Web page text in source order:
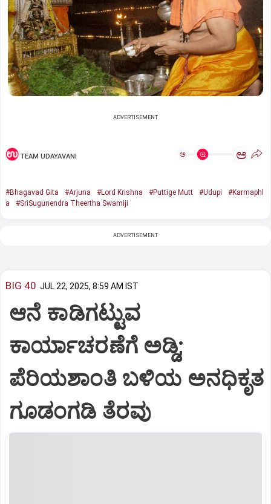
ADVERTISEMENT
TEAM UDAYAVANI ಅ ಅ
#Bhagavad Gita #Arjuna #Lord Krishna #Puttige Mutt #Udupi
#Karmaphl
a
#SriSugunendra Theertha Swamiji
ADVERTISEMENT
BIG 40 JUL 22, 2025, 8:59 AM IST
ಆನೆ ಕಾಡಿಗಟ್ಟುವ
ಕಾರ್ಯಾಚರಣೆಗೆ ಅಡ್ಡಿ;
ಪೆರಿಯಶಾಂತಿ ಬಳಿಯ ಅನಧಿಕೃತ
ಗೂಡಂಗಡಿ ತೆರವು